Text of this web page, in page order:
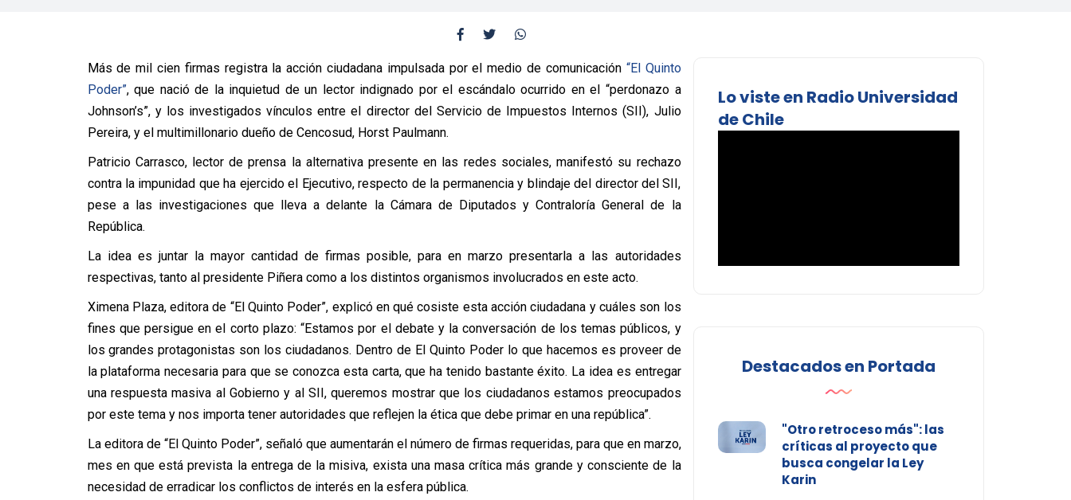
Más de mil cien firmas registra la acción ciudadana impulsada por el medio de comunicación “El Quinto
Poder”, que nació de la inquietud de un lector indignado por el escándalo ocurrido en el “perdonazo a
Johnson’s”, y los investigados vínculos entre el director del Servicio de Impuestos Internos (SII), Julio
Pereira, y el multimillonario dueño de Cencosud, Horst Paulmann.
Patricio Carrasco, lector de prensa la alternativa presente en las redes sociales, manifestó su rechazo
contra la impunidad que ha ejercido el Ejecutivo, respecto de la permanencia y blindaje del director del SII,
pese a las investigaciones que lleva a delante la Cámara de Diputados y Contraloría General de la
República.
La idea es juntar la mayor cantidad de firmas posible, para en marzo presentarla a las autoridades
respectivas, tanto al presidente Piñera como a los distintos organismos involucrados en este acto.
Ximena Plaza, editora de “El Quinto Poder”, explicó en qué cosiste esta acción ciudadana y cuáles son los
fines que persigue en el corto plazo: “Estamos por el debate y la conversación de los temas públicos, y
los grandes protagonistas son los ciudadanos. Dentro de El Quinto Poder lo que hacemos es proveer de
la plataforma necesaria para que se conozca esta carta, que ha tenido bastante éxito. La idea es entregar
una respuesta masiva al Gobierno y al SII, queremos mostrar que los ciudadanos estamos preocupados
por este tema y nos importa tener autoridades que reflejen la ética que debe primar en una república”.
La editora de “El Quinto Poder”, señaló que aumentarán el número de firmas requeridas, para que en marzo,
mes en que está prevista la entrega de la misiva, exista una masa crítica más grande y consciente de la
necesidad de erradicar los conflictos de interés en la esfera pública.
Lo viste en Radio Universidad
de Chile
Destacados en Portada
"Otro retroceso más": las
críticas al proyecto que
busca congelar la Ley
Karin